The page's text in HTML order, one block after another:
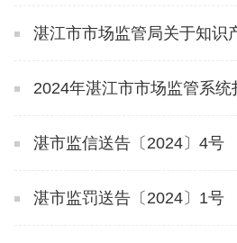
湛江市市场监管局关于知识
2024年湛江市市场监管系
湛市监信送告〔2024〕4号
湛市监罚送告〔2024〕1号